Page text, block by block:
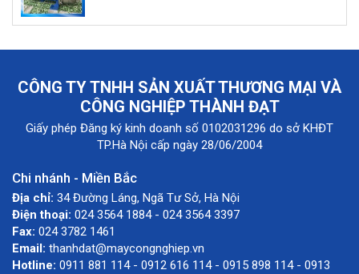
CÔNG TY TNHH SẢN XUẤT THƯƠNG MẠI VÀ
CÔNG NGHIỆP THÀNH ĐẠT
Giấy phép Đăng ký kinh doanh số 0102031296 do sở KHĐT
TP.Hà Nội cấp ngày 28/06/2004
Chi nhánh - Miền Bắc
Địa chỉ: 34 Đường Láng, Ngã Tư Sở, Hà Nội
Điện thoại: 024 3564 1884 - 024 3564 3397
Fax: 024 3782 1461
Email: thanhdat@maycongnghiep.vn
Hotline: 0911 881 114 - 0912 616 114 - 0915 898 114 - 0913